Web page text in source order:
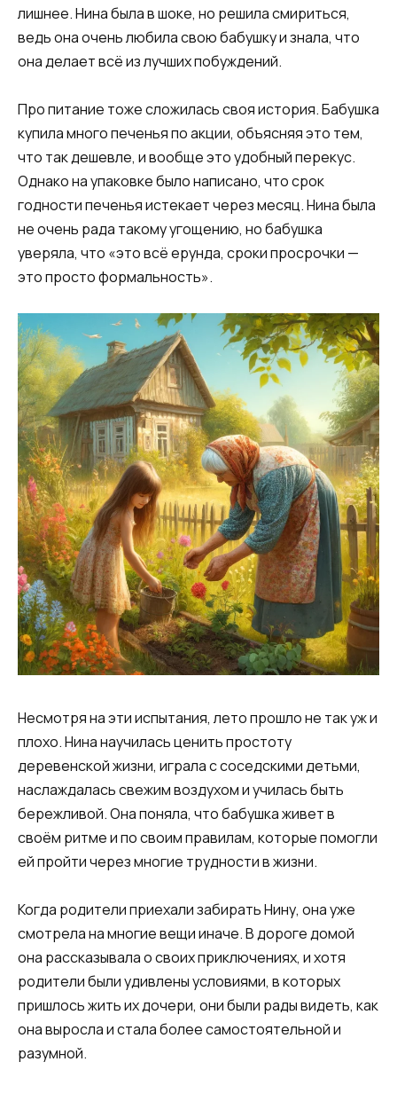
лишнее. Нина была в шоке, но решила смириться,
ведь она очень любила свою бабушку и знала, что
она делает всё из лучших побуждений.
Про питание тоже сложилась своя история. Бабушка
купила много печенья по акции, объясняя это тем,
что так дешевле, и вообще это удобный перекус.
Однако на упаковке было написано, что срок
годности печенья истекает через месяц. Нина была
не очень рада такому угощению, но бабушка
уверяла, что «это всё ерунда, сроки просрочки —
это просто формальность».
Несмотря на эти испытания, лето прошло не так уж и
плохо. Нина научилась ценить простоту
деревенской жизни, играла с соседскими детьми,
наслаждалась свежим воздухом и училась быть
бережливой. Она поняла, что бабушка живет в
своём ритме и по своим правилам, которые помогли
ей пройти через многие трудности в жизни.
Когда родители приехали забирать Нину, она уже
смотрела на многие вещи иначе. В дороге домой
она рассказывала о своих приключениях, и хотя
родители были удивлены условиями, в которых
пришлось жить их дочери, они были рады видеть, как
она выросла и стала более самостоятельной и
разумной.